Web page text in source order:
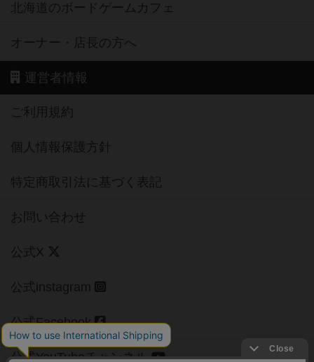
北海道のボードゲームカフェ
オーナー・店長の方へ
運営者情報
ご利用規約
個人情報保護方針
特定商取引法に基づく表記
お問い合わせ
公式X
公式instagram
公式Facebook
公式YouTubeチャンネル